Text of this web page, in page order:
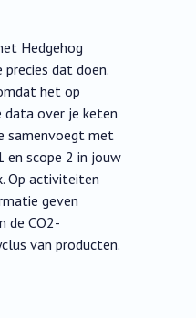
Hedgehog
dat doen.
het op
data over je keten
samenvoegt met
en scope 2 in jouw
Op activiteiten
geven
de CO2-
van producten.